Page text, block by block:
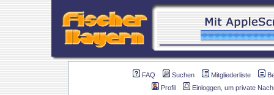
FAQ Suchen Mitgliederliste
Profil
Einloggen, um private